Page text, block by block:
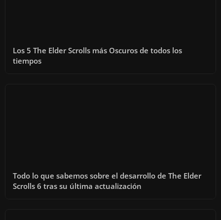
Los 5 The Elder Scrolls más Oscuros de todos los
tiempos
Todo lo que sabemos sobre el desarrollo de The Elder
Scrolls 6 tras su última actualización